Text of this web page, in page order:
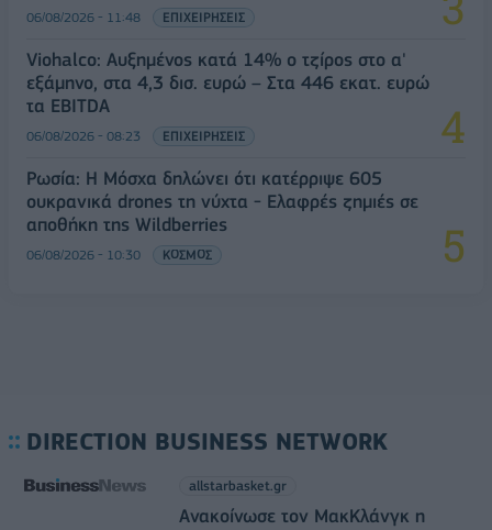
06/08/2026 - 11:48 ΕΠΙΧΕΙΡΗΣΕΙΣ
Viohalco: Αυξημένος κατά 14% ο τζίρος στο α'
εξάμηνο, στα 4,3 δισ. ευρώ – Στα 446 εκατ. ευρώ
τα EBITDA
06/08/2026 - 08:23 ΕΠΙΧΕΙΡΗΣΕΙΣ
Ρωσία: Η Μόσχα δηλώνει ότι κατέρριψε 605
ουκρανικά drones τη νύχτα - Ελαφρές ζημιές σε
αποθήκη της Wildberries
06/08/2026 - 10:30 ΚΟΣΜΟΣ
DIRECTION BUSINESS NETWORK
allstarbasket.gr
Ανακοίνωσε τον ΜακΚλάνγκ η